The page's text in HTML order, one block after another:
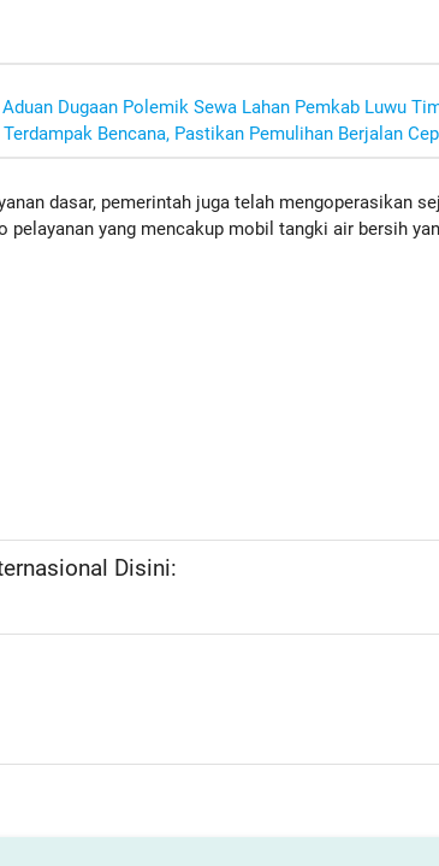
Dugaan Polemik Sewa Lahan Pemkab Luwu
Bencana, Pastikan Pemulihan Berjalan
dasar, pemerintah juga telah mengoperasikan
pelayanan yang mencakup mobil tangki air bersih
Disini: